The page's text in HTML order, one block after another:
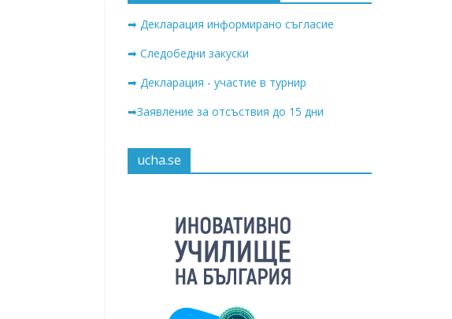
➡ Декларация информирано съгласие
➡ Следобедни закуски
➡ Декларация - участие в турнир
➡Заявление за отсъствия до 15 дни
ucha.se